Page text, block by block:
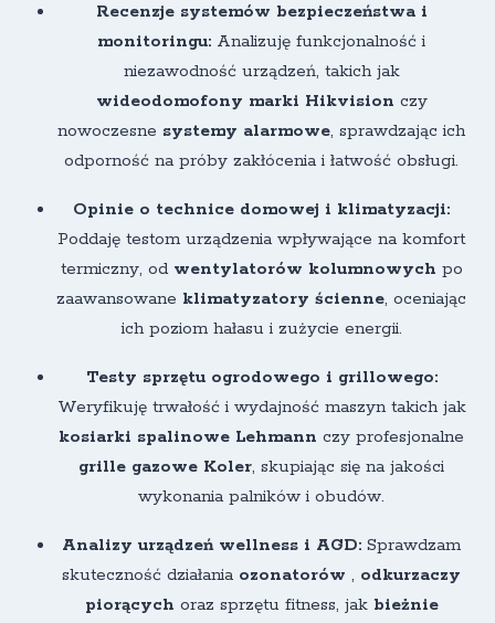
Recenzje systemów bezpieczeństwa i
monitoringu: Analizuję funkcjonalność i
niezawodność urządzeń, takich jak
wideodomofony marki Hikvision czy
nowoczesne systemy alarmowe, sprawdzając ich
odporność na próby zakłócenia i łatwość obsługi.
Opinie o technice domowej i klimatyzacji:
Poddaję testom urządzenia wpływające na komfort
termiczny, od wentylatorów kolumnowych po
zaawansowane klimatyzatory ścienne, oceniając
ich poziom hałasu i zużycie energii.
Testy sprzętu ogrodowego i grillowego:
Weryfikuję trwałość i wydajność maszyn takich jak
kosiarki spalinowe Lehmann czy profesjonalne
grille gazowe Koler, skupiając się na jakości
wykonania palników i obudów.
Analizy urządzeń wellness i AGD: Sprawdzam
skuteczność działania ozonatorów , odkurzaczy
piorących oraz sprzętu fitness, jak bieżnie